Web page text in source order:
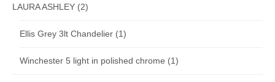
LAURA ASHLEY (2)
Ellis Grey 3lt Chandelier (1)
Winchester 5 light in polished chrome (1)